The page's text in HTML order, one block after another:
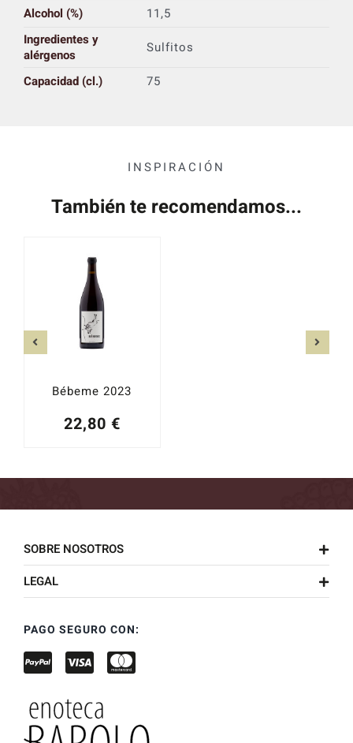
Alcohol (%)
11,5
Ingredientes y
alérgenos
Sulfitos
Capacidad (cl.)
75
INSPIRACIÓN
También te recomendamos...
Bébeme 2023
22,80 €
SOBRE NOSOTROS
LEGAL
PAGO SEGURO CON: